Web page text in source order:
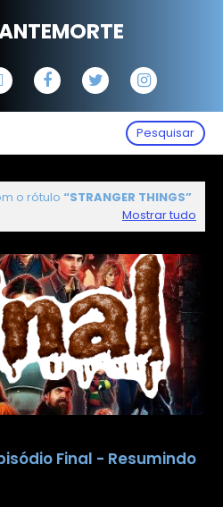
Pesquisar
o rótulo
STRANGER THINGS
Mostrar tudo
Final - Resumindo